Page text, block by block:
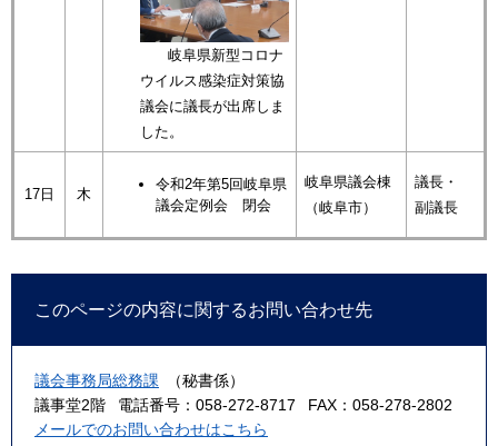
岐阜県新型コロナ
ウイルス感染症対策協
議会に議長が出席しま
した。
17日 木
令和2年第5回岐阜県
議会定例会 閉会
岐阜県議会棟
（岐阜市）
議長・
副議長
このページの内容に関するお問い合わせ先
議会事務局総務課
（秘書係）
議事堂2階
電話番号：058-272-8717
FAX：058-278-2802
メールでのお問い合わせはこちら